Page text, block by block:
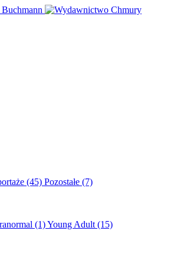
(45) Pozostałe (7)
(1)Young Adult (15)